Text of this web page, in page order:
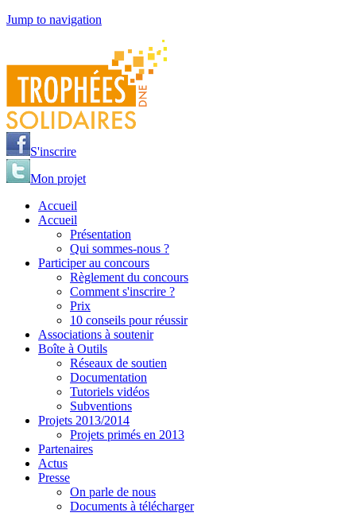
Jump to navigation
S'inscrire
Mon projet
Accueil
Accueil
Présentation
Qui sommes-nous ?
Participer au concours
Règlement du concours
Comment s'inscrire ?
Prix
10 conseils pour réussir
Associations à soutenir
Boîte à Outils
Réseaux de soutien
Documentation
Tutoriels vidéos
Subventions
Projets 2013/2014
Projets primés en 2013
Partenaires
Actus
Presse
On parle de nous
Documents à télécharger